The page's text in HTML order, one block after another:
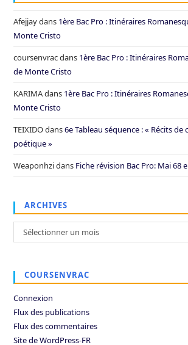
Afejjaydans 1ère Bac Pro : Itinéraires
Monte Cristo
coursenvracdans 1ère Bac Pro : Itinéraires
de Monte Cristo
KARIMAdans 1ère Bac Pro : Itinéraires
Monte Cristo
TEIXIDOdans6e Tableau séquence : « Récits
poétique »
Weaponhzidans Fiche révision Bac Pro: Mai 68
ARCHIVES
Archives
Sélectionner un mois
COURSENVRAC
Connexion
Flux des publications
Flux des commentaires
Site de WordPress-FR